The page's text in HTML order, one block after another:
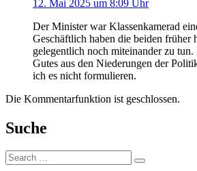
12. Mai 2025 um 8:09 Uhr
Der Minister war Klassenkamerad
Geschäftlich haben die beiden früher
gelegentlich noch miteinander zu
Gutes aus den Niederungen der
ich es nicht formulieren.
Die Kommentarfunktion ist geschlossen.
Suche
Suche: